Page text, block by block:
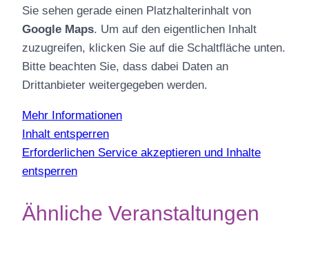
Sie sehen gerade einen Platzhalterinhalt von
Google Maps. Um auf den eigentlichen Inhalt
zuzugreifen, klicken Sie auf die Schaltfläche unten.
Bitte beachten Sie, dass dabei Daten an
Drittanbieter weitergegeben werden.
Mehr Informationen
Inhalt entsperren
Erforderlichen Service akzeptieren und Inhalte
entsperren
Ähnliche Veranstaltungen